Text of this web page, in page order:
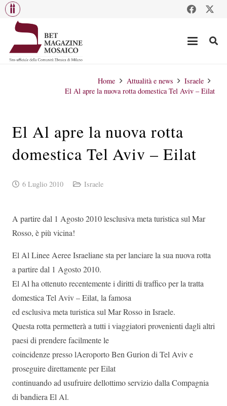
Home Attualità e news
Israele
El Al apre la nuova rotta domestica Tel Aviv – Eilat
El Al apre la nuova rotta
domestica Tel Aviv – Eilat
6 Luglio 2010 Israele
A partire dal 1 Agosto 2010 lesclusiva meta turistica sul Mar
Rosso, è più vicina!
El Al Linee Aeree Israeliane sta per lanciare la sua nuova rotta
a partire dal 1 Agosto 2010.
El Al ha ottenuto recentemente i diritti di traffico per la tratta
domestica Tel Aviv – Eilat, la famosa
ed esclusiva meta turistica sul Mar Rosso in Israele.
Questa rotta permetterà a tutti i viaggiatori provenienti dagli altri
paesi di prendere facilmente le
coincidenze presso lAeroporto Ben Gurion di Tel Aviv e
proseguire direttamente per Eilat
continuando ad usufruire dellottimo servizio dalla Compagnia
di bandiera El Al.